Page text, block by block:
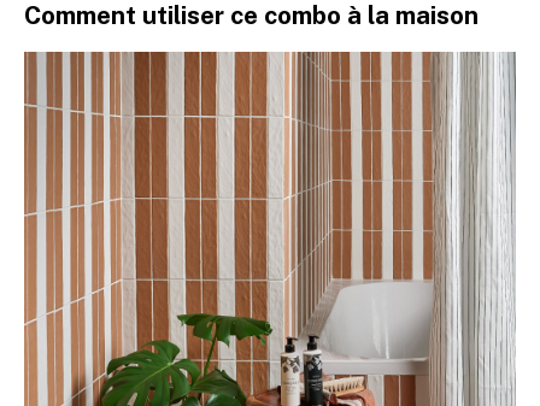
Comment utiliser ce combo à la maison